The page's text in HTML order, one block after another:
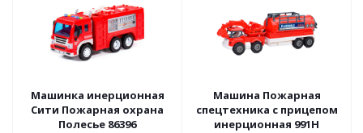
Машинка инерционная
Сити Пожарная охрана
Полесье 86396
Машина Пожарная
спецтехника с прицепом
инерционная 991H